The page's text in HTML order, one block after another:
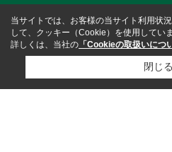
当サイトでは、お客様の当サイト利用状
して、クッキー（Cookie）を使用していま
詳しくは、当社の 「Cookieの取扱いにつ
閉じる